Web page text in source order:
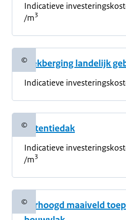
Indicatieve
/m3
©Copyrightinformatie
Piekberging landelijk
Indicatieve
©Copyrightinformatie
Retentiedak
Indicatieve
/m3
©Copyrightinformatie
Verhoogd maaiveld